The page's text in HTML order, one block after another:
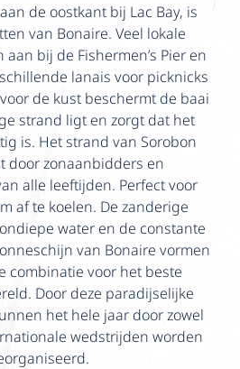
de oostkant bij Lac Bay, is
van Bonaire. Veel lokale
bij de Fishermen’s Pier en
lanais voor picknicks
de kust beschermt de baai
strand ligt en zorgt dat het
is. Het strand van Sorobon
door zonaanbidders en
alle leeftijden. Perfect voor
af te koelen. De zanderige
water en de constante
van Bonaire vormen
combinatie voor het beste
Door deze paradijselijke
het hele jaar door zowel
wedstrijden worden